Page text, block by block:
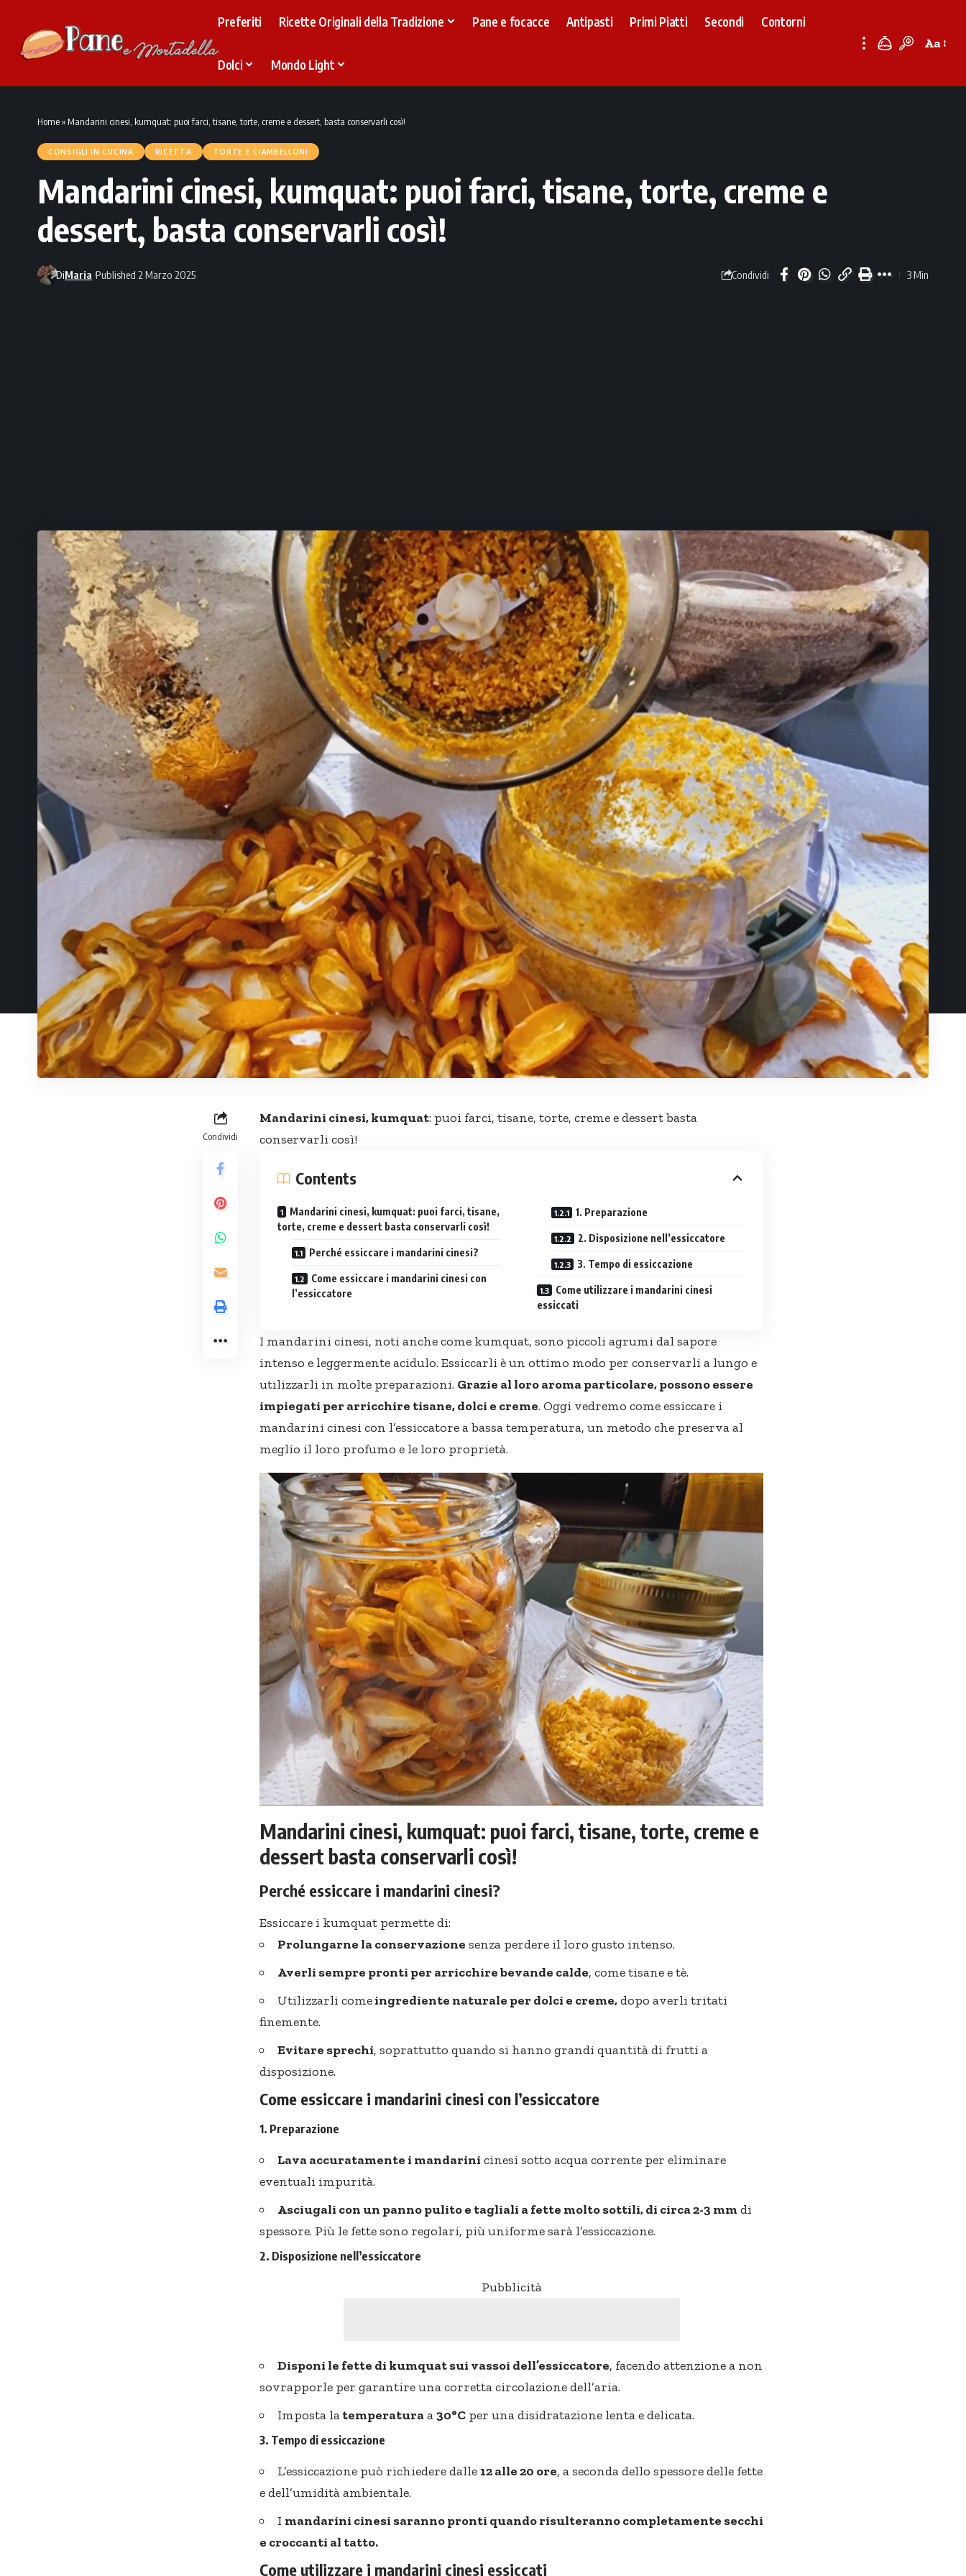
Preferiti Ricette Originali della Tradizione Pane e focacce Antipasti Primi Piatti Secondi Contorni
Dolci Mondo Light
Font
Aa
Home» Mandarini cinesi, kumquat: puoi farci, tisane, torte, creme e dessert, basta conservarli così!
CONSIGLI IN CUCINA RICETTA TORTE E CIAMBELLONI
Mandarini cinesi, kumquat: puoi farci, tisane, torte, creme e
dessert, basta conservarli così!
DiMaria Published 2 Marzo 2025 Condividi 3 Min
Condividi
Mandarini cinesi, kumquat: puoi farci, tisane, torte, creme e dessert basta
conservarli così!
Contents
Mandarini cinesi, kumquat: puoi farci, tisane,
torte, creme e dessert basta conservarli così!
Perché essiccare i mandarini cinesi?
Come essiccare i mandarini cinesi con
l’essiccatore
1. Preparazione
2. Disposizione nell’essiccatore
3. Tempo di essiccazione
Come utilizzare i mandarini cinesi
essiccati
I mandarini cinesi, noti anche come kumquat, sono piccoli agrumi dal sapore
intenso e leggermente acidulo. Essiccarli è un ottimo modo per conservarli a lungo e
utilizzarli in molte preparazioni. Grazie al loro aroma particolare, possono essere
impiegati per arricchire tisane, dolci e creme. Oggi vedremo come essiccare i
mandarini cinesi con l’essiccatore a bassa temperatura, un metodo che preserva al
meglio il loro profumo e le loro proprietà.
Mandarini cinesi, kumquat: puoi farci, tisane, torte, creme e
dessert basta conservarli così!
Perché essiccare i mandarini cinesi?
Essiccare i kumquat permette di:
Prolungarne la conservazione senza perdere il loro gusto intenso.
Averli sempre pronti per arricchire bevande calde, come tisane e tè.
Utilizzarli comeingrediente naturale per dolci e creme,dopo averli tritati
finemente.
Evitare sprechi, soprattutto quando si hanno grandi quantità di frutti a
disposizione.
Come essiccare i mandarini cinesi con l’essiccatore
1. Preparazione
Lava accuratamente i mandarini cinesi sotto acqua corrente per eliminare
eventuali impurità.
Asciugali con un panno pulito e tagliali a fette molto sottili, di circa 2-3 mm di
spessore. Più le fette sono regolari, più uniforme sarà l’essiccazione.
2. Disposizione nell’essiccatore
Pubblicità
Disponi le fette di kumquat sui vassoi dell’essiccatore, facendo attenzione a non
sovrapporle per garantire una corretta circolazione dell’aria.
Imposta latemperaturaa30°C per una disidratazione lenta e delicata.
3. Tempo di essiccazione
L’essiccazione può richiedere dalle 12 alle 20 ore, a seconda dello spessore delle fette
e dell’umidità ambientale.
I mandarini cinesi saranno pronti quando risulteranno completamente secchi
e croccanti al tatto.
Come utilizzare i mandarini cinesi essiccati